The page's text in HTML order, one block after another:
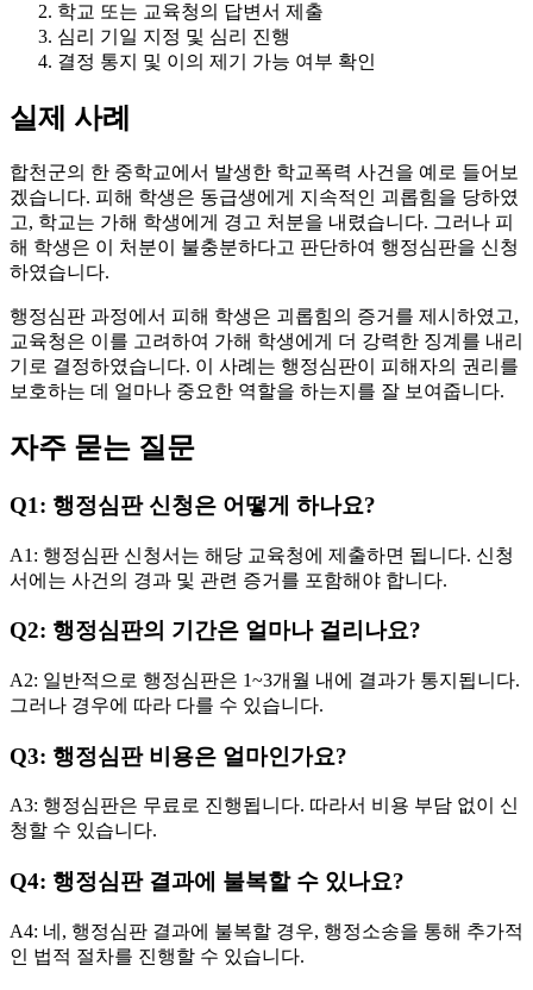
학교 또는 교육청의 답변서 제출
심리 기일 지정 및 심리 진행
결정 통지 및 이의 제기 가능 여부 확인
실제 사례
합천군의 한 중학교에서 발생한 학교폭력 사건을 예로 들어보
겠습니다. 피해 학생은 동급생에게 지속적인 괴롭힘을 당하였
고, 학교는 가해 학생에게 경고 처분을 내렸습니다. 그러나 피
해 학생은 이 처분이 불충분하다고 판단하여 행정심판을 신청
하였습니다.
행정심판 과정에서 피해 학생은 괴롭힘의 증거를 제시하였고,
교육청은 이를 고려하여 가해 학생에게 더 강력한 징계를 내리
기로 결정하였습니다. 이 사례는 행정심판이 피해자의 권리를
보호하는 데 얼마나 중요한 역할을 하는지를 잘 보여줍니다.
자주 묻는 질문
Q1: 행정심판 신청은 어떻게 하나요?
A1: 행정심판 신청서는 해당 교육청에 제출하면 됩니다. 신청
서에는 사건의 경과 및 관련 증거를 포함해야 합니다.
Q2: 행정심판의 기간은 얼마나 걸리나요?
A2: 일반적으로 행정심판은 1~3개월 내에 결과가 통지됩니다.
그러나 경우에 따라 다를 수 있습니다.
Q3: 행정심판 비용은 얼마인가요?
A3: 행정심판은 무료로 진행됩니다. 따라서 비용 부담 없이 신
청할 수 있습니다.
Q4: 행정심판 결과에 불복할 수 있나요?
A4: 네, 행정심판 결과에 불복할 경우, 행정소송을 통해 추가적
인 법적 절차를 진행할 수 있습니다.